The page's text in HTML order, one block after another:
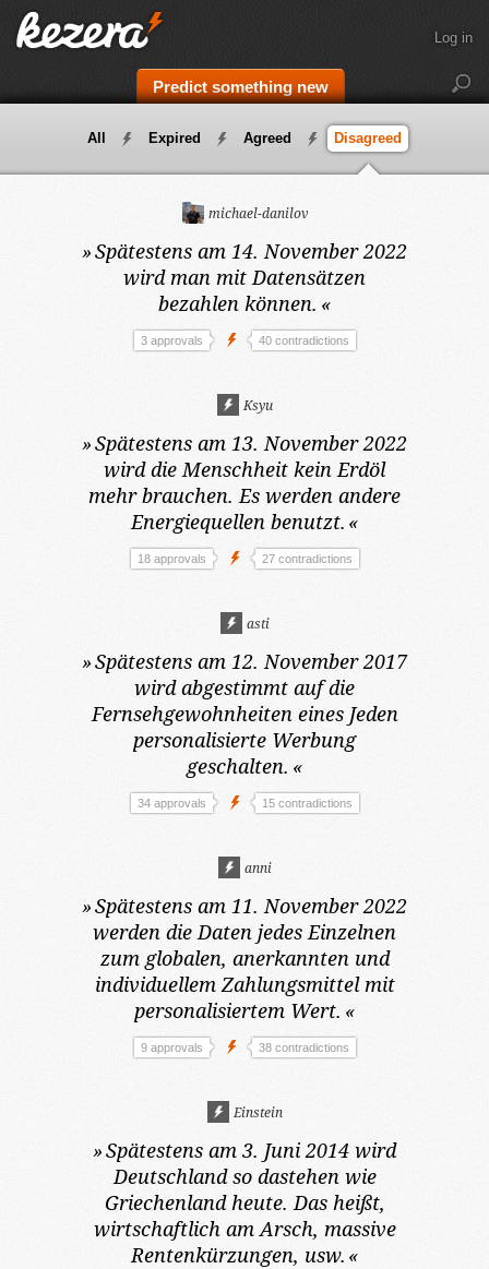
Predict something new
Log in
All Expired Agreed Disagreed
michael-danilov
»Spätestens am 14. November 2022
wird man mit Datensätzen
bezahlen können. «
3 approvals 40 contradictions
Ksyu
»Spätestens am 13. November 2022
wird die Menschheit kein Erdöl
mehr brauchen. Es werden andere
Energiequellen benutzt. «
18 approvals 27 contradictions
asti
»Spätestens am 12. November 2017
wird abgestimmt auf die
Fernsehgewohnheiten eines Jeden
personalisierte Werbung
geschalten. «
34 approvals 15 contradictions
anni
»Spätestens am 11. November 2022
werden die Daten jedes Einzelnen
zum globalen, anerkannten und
individuellem Zahlungsmittel mit
personalisiertem Wert. «
9 approvals 38 contradictions
Einstein
»Spätestens am 3. Juni 2014 wird
Deutschland so dastehen wie
Griechenland heute. Das heißt,
wirtschaftlich am Arsch, massive
Rentenkürzungen, usw. «